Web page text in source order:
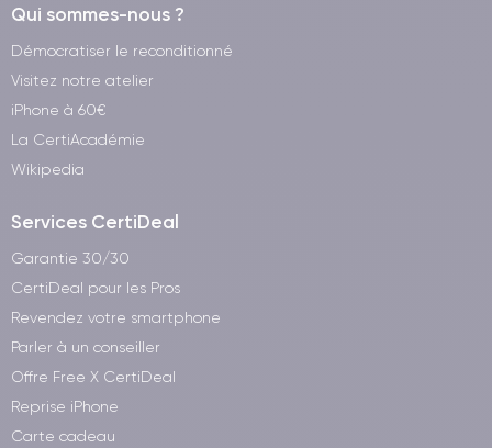
Qui sommes-nous ?
Démocratiser le reconditionné
Visitez notre atelier
iPhone à 60€
La CertiAcadémie
Wikipedia
Services CertiDeal
Garantie 30/30
CertiDeal pour les Pros
Revendez votre smartphone
Parler à un conseiller
Offre Free X CertiDeal
Reprise iPhone
Carte cadeau